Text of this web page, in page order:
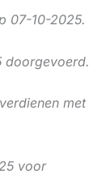
07-10-2025.
doorgevoerd.
met
voor